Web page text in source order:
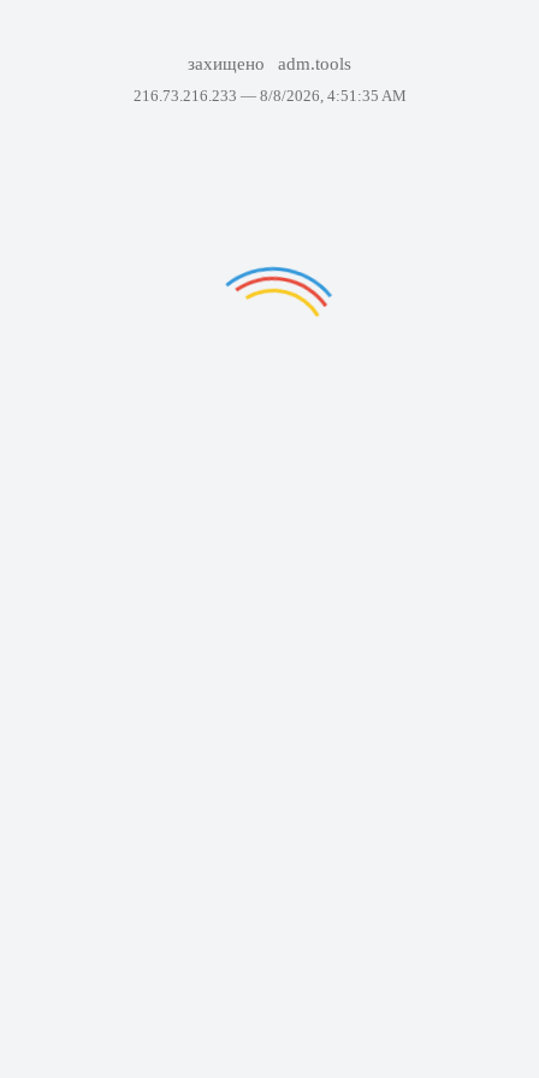
захищено adm.tools
216.73.216.233 — 8/8/2026, 4:51:35 AM